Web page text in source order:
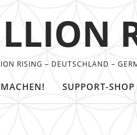
RISING – DEUTSCHLAND –
SUPPORT-SHOP